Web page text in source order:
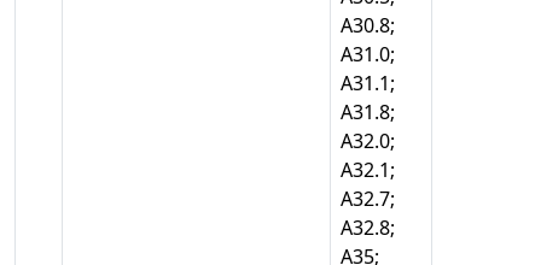
А30.8;
А31.0;
А31.1;
А31.8;
А32.0;
А32.1;
А32.7;
А32.8;
А35;